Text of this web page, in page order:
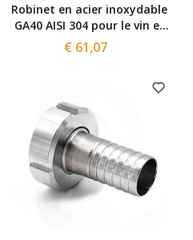
Robinet en acier inoxydable
GA40 AISI 304 pour le vin et
l'huile
€ 61,07